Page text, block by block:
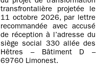
transfrontalière projetée le
11 octobre 2026, par lettre
recommandée avec accusé
de réception à l’adresse du
siège social 330 allée des
Hêtres – Bâtiment D –
69760 Limonest.